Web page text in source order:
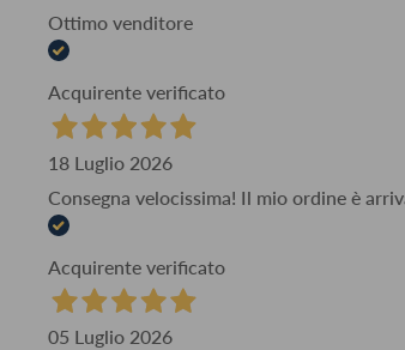
Ottimo venditore
Acquirente verificato
18 Luglio 2026
Consegna velocissima! Il mio ordine è
Acquirente verificato
05 Luglio 2026